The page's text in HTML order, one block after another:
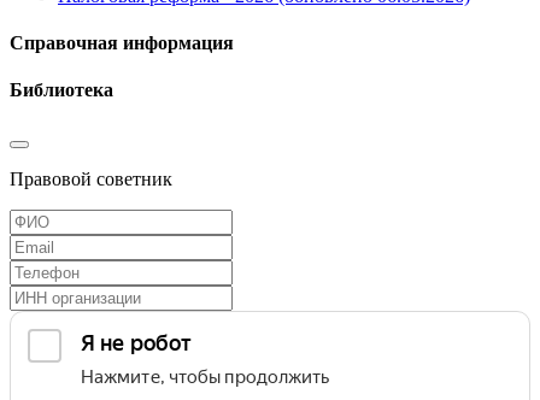
Справочная информация
Библиотека
Правовой советник